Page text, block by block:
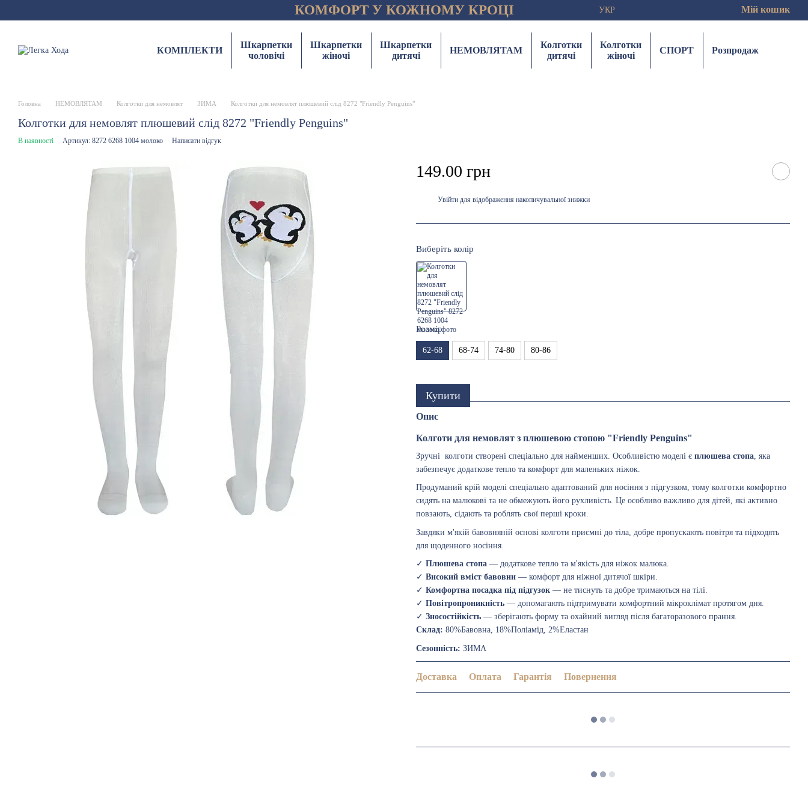
КОМФОРТ У КОЖНОМУ КРОЦІ УКР Мій кошик
КОМПЛЕКТИ
Шкарпетки
чоловічі
Шкарпетки
жіночі
Шкарпетки
дитячі
НЕМОВЛЯТАМ
Колготки
дитячі
Колготки
жіночі
СПОРТ Розпродаж
Головна НЕМОВЛЯТАМ Колготки для немовлят ЗИМА Колготки для немовлят плюшевий слід 8272 "Friendly Penguins"
Колготки для немовлят плюшевий слід 8272 "Friendly Penguins"
В наявності Артикул: 8272 6268 1004 молоко Написати відгук
149.00 грн
Увійти для відображення накопичувальної знижки
Виберіть колір
Розмір
62-68 68-74 74-80 80-86
Купити
Опис
Колготи для немовлят з плюшевою стопою "Friendly Penguins"
Зручні колготи створені спеціально для найменших. Особливістю моделі є плюшева стопа, яка
забезпечує додаткове тепло та комфорт для маленьких ніжок.
Продуманий крій моделі спеціально адаптований для носіння з підгузком, тому колготки комфортно
сидять на малюкові та не обмежують його рухливість. Це особливо важливо для дітей, які активно
повзають, сідають та роблять свої перші кроки.
Завдяки м'якій бавовняній основі колготи приємні до тіла, добре пропускають повітря та підходять
для щоденного носіння.
✓ Плюшева стопа — додаткове тепло та м'якість для ніжок малюка.
✓ Високий вміст бавовни — комфорт для ніжної дитячої шкіри.
✓ Комфортна посадка під підгузок — не тиснуть та добре тримаються на тілі.
✓ Повітропроникність — допомагають підтримувати комфортний мікроклімат протягом дня.
✓ Зносостійкість — зберігають форму та охайний вигляд після багаторазового прання.
Склад: 80%Бавовна, 18%Поліамід, 2%Еластан
Сезонність: ЗИМА
Доставка Оплата Гарантія Повернення